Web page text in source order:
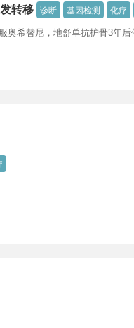
转移 诊断 基因检测 化疗
奥希替尼，地舒单抗护骨3年